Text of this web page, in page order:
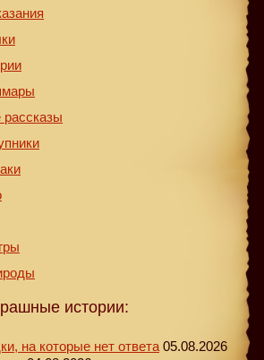
истории:
на которые нет ответа 05.08.2026